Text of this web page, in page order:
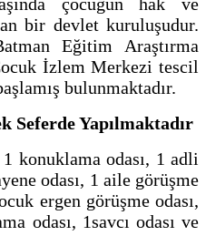
bir devlet kuruluşudur.
Eğitim Araştırma
İzlem Merkezi tescil
bulunmaktadır.
Seferde Yapılmaktadır
konuklama odası, 1 adli
odası, 1 aile görüşme
ergen görüşme odası,
odası, 1savcı odası ve